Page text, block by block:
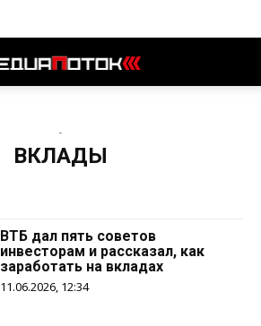
-
ВКЛАДЫ
ВТБ дал пять советов
инвесторам и рассказал, как
заработать на вкладах
11.06.2026, 12:34